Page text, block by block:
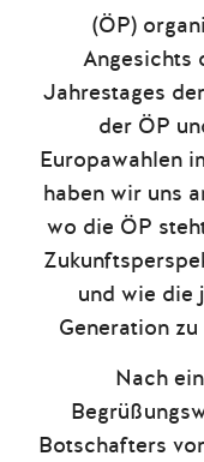
(ÖP)
Angesichts
Jahrestages
der ÖP
Europawahlen
haben wir uns
wo die ÖP
und wie die
Generation
Nach
Botschafters